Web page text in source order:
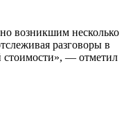
возникшим несколько
разговоры в
стоимости», — отметил